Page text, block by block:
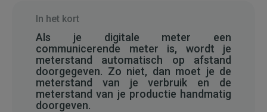
In het kort
Als je digitale meter een
communicerende meter is, wordt je
meterstand automatisch op afstand
doorgegeven. Zo niet, dan moet je de
meterstand van je verbruik en de
meterstand van je productie handmatig
doorgeven.